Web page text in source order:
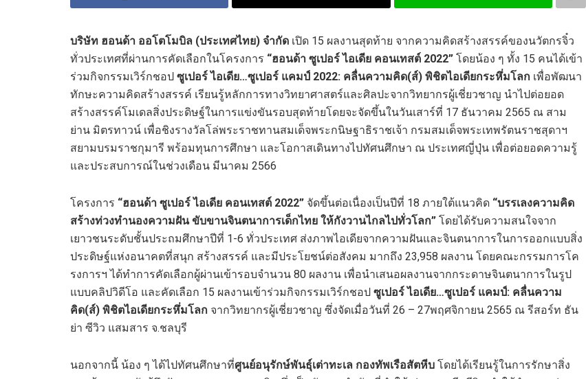
บริษัท ฮอนด้า ออโตโมบิล (ประเทศไทย) จำกัด เปิด 15 ผลงานสุดท้าย จากความคิดสร้างสรรค์ของนวัตกรจิ๋ว
ทั่วประเทศที่ผ่านการคัดเลือกในโครงการ “ฮอนด้า ซูเปอร์ ไอเดีย คอนเทสต์ 2022” โดยน้อง ๆ ทั้ง 15 คนได้เข้า
ร่วมกิจกรรมเวิร์กชอป ซูเปอร์ ไอเดีย…ซูเปอร์ แคมป์ 2022: คลื่นความคิด(ส์) พิชิตไอเดียกระหึ่มโลก เพื่อพัฒนา
ทักษะความคิดสร้างสรรค์ เรียนรู้หลักการทางวิทยาศาสตร์และศิลปะจากวิทยากรผู้เชี่ยวชาญ นำไปต่อยอด
สร้างสรรค์โมเดลสิ่งประดิษฐ์ในการแข่งขันรอบสุดท้ายโดยจะจัดขึ้นในวันเสาร์ที่ 17 ธันวาคม 2565 ณ สาม
ย่าน มิตรทาวน์ เพื่อชิงรางวัลโล่พระราชทานสมเด็จพระกนิษฐาธิราชเจ้า กรมสมเด็จพระเทพรัตนราชสุดาฯ
สยามบรมราชกุมารี พร้อมทุนการศึกษา และโอกาสเดินทางไปทัศนศึกษา ณ ประเทศญี่ปุ่น เพื่อต่อยอดความรู้
และประสบการณ์ในช่วงเดือน มีนาคม 2566
โครงการ “ฮอนด้า ซูเปอร์ ไอเดีย คอนเทสต์ 2022” จัดขึ้นต่อเนื่องเป็นปีที่ 18 ภายใต้แนวคิด “บรรเลงความคิด
สร้างท่วงทำนองความฝัน ขับขานจินตนาการเด็กไทย ให้กังวานไกลไปทั่วโลก” โดยได้รับความสนใจจาก
เยาวชนระดับชั้นประถมศึกษาปีที่ 1-6 ทั่วประเทศ ส่งภาพไอเดียจากความฝันและจินตนาการในการออกแบบสิ่ง
ประดิษฐ์แห่งอนาคตที่สนุก สร้างสรรค์ และมีประโยชน์ต่อสังคม มากถึง 23,958 ผลงาน โดยคณะกรรมการโค
รงการฯ ได้ทำการคัดเลือกผู้ผ่านเข้ารอบจำนวน 80 ผลงาน เพื่อนำเสนอผลงานจากกระดาษจินตนาการในรูป
แบบคลิปวิดีโอ และคัดเลือก 15 ผลงานเข้าร่วมกิจกรรมเวิร์กชอป ซูเปอร์ ไอเดีย…ซูเปอร์ แคมป์: คลื่นความ
คิด(ส์) พิชิตไอเดียกระหึ่มโลก จากวิทยากรผู้เชี่ยวชาญ ซึ่งจัดเมื่อวันที่ 26 – 27พฤศจิกายน 2565 ณ รีสอร์ท ธัน
ย่า ซีวิว แสมสาร จ.ชลบุรี
นอกจากนี้ น้อง ๆ ได้ไปทัศนศึกษาที่ศูนย์อนุรักษ์พันธุ์เต่าทะเล กองทัพเรือสัตหีบ โดยได้เรียนรู้ในการรักษาสิ่ง